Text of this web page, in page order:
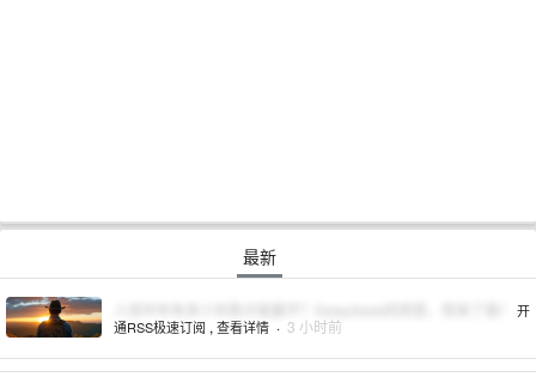
最新
开
通RSS极速订阅 , 查看详情 · 3 小时前